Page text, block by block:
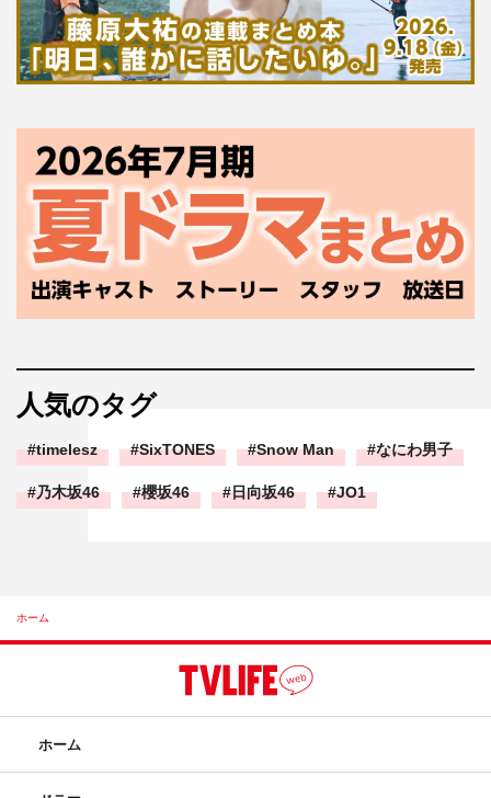
人気のタグ
timelesz SixTONES Snow Man なにわ男子
乃木坂46 櫻坂46 日向坂46 JO1
ホーム
ホーム